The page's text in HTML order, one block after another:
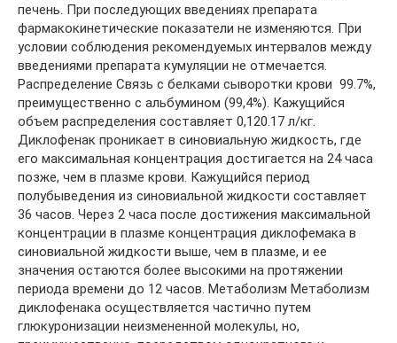
печень. При последующих введениях препарата
фармакокинетические показатели не изменяются. При
условии соблюдения рекомендуемых интервалов между
введениями препарата кумуляции не отмечается.
Распределение Связь с белками сыворотки крови  99.7%,
преимущественно с альбумином (99,4%). Кажущийся
объем распределения составляет 0,120.17 л/кг.
Диклофенак проникает в синовиальную жидкость, где
его максимальная концентрация достигается на 24 часа
позже, чем в плазме крови. Кажущийся период
полубыведения из синовиальной жидкости составляет
36 часов. Через 2 часа после достижения максимальной
концентрации в плазме концентрация диклофемака в
синовиальной жидкости выше, чем в плазме, и ее
значения остаются более высокими на протяжении
периода времени до 12 часов. Метаболизм Метаболизм
диклофенака осуществляется частично путем
глюкуронизации неизмененной молекулы, но,